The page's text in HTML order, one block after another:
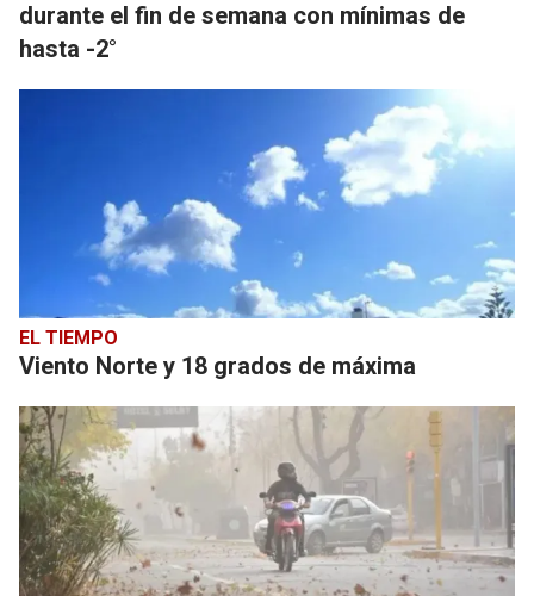
durante el fin de semana con mínimas de
hasta -2°
EL TIEMPO
Viento Norte y 18 grados de máxima